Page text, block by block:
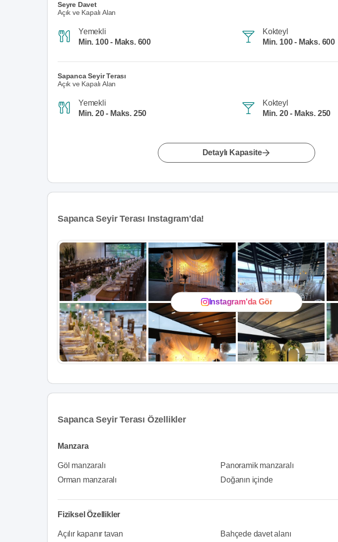
Seyre Davet
Açık ve Kapalı Alan
Yemekli
Min. 100 - Maks. 600
Kokteyl
Min. 100 - Maks. 600
Sapanca Seyir Terası
Açık ve Kapalı Alan
Yemekli
Min. 20 - Maks. 250
Kokteyl
Min. 20 - Maks. 250
Detaylı Kapasite
Sapanca Seyir Terası Instagram'da!
Instagram'da Gör
Sapanca Seyir Terası Özellikler
Manzara
Göl manzaralı
Panoramik manzaralı
Orman manzaralı
Doğanın içinde
Fiziksel Özellikler
Açılır kapanır tavan
Bahçede davet alanı